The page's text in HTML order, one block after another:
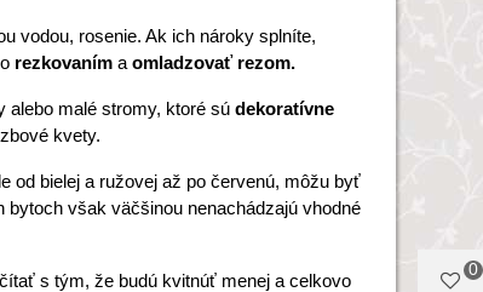
vodou, rosenie. Ak ich nároky splníte,
rezkovaním a omladzovať rezom.
malé stromy, ktoré sú dekoratívne
kvety.
od bielej a ružovej až po červenú, môžu byť
bytoch však väčšinou nenachádzajú vhodné
s tým, že budú kvitnúť menej a celkovo
0